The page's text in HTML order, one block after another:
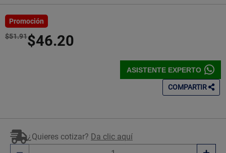
Estrellas!
Promoción
$51.91$46.20
ASISTENTE EXPERTO
COMPARTIR
¿Quieres cotizar? Da clic aquí